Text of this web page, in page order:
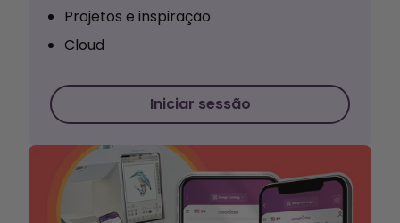
Projetos e inspiração
Cloud
Iniciar sessão